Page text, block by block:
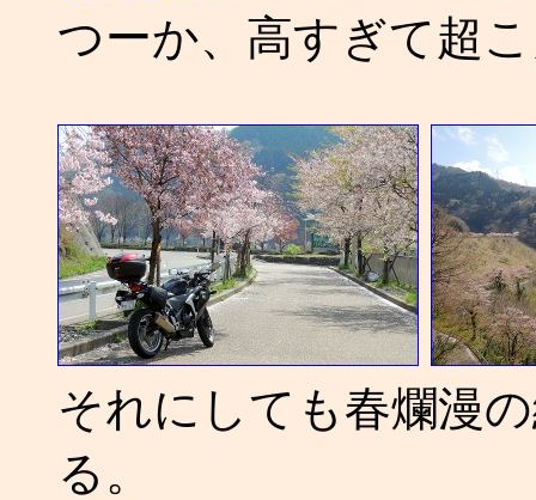
つーか、高すぎて超
それにしても春爛漫
る。